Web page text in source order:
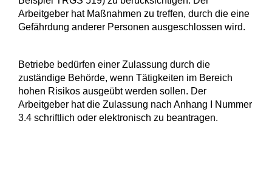
Arbeitgeber hat Maßnahmen zu treffen, durch die eine
Gefährdung anderer Personen ausgeschlossen wird.
Betriebe bedürfen einer Zulassung durch die
zuständige Behörde, wenn Tätigkeiten im Bereich
hohen Risikos ausgeübt werden sollen. Der
Arbeitgeber hat die Zulassung nach Anhang I Nummer
3.4 schriftlich oder elektronisch zu beantragen.